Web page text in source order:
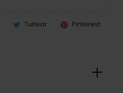
Tuitear Pinterest